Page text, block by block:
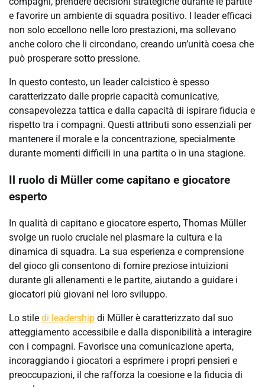
e favorire un ambiente di squadra positivo. I leader efficaci
non solo eccellono nelle loro prestazioni, ma sollevano
anche coloro che li circondano, creando un’unità coesa che
può prosperare sotto pressione.
In questo contesto, un leader calcistico è spesso
caratterizzato dalle proprie capacità comunicative,
consapevolezza tattica e dalla capacità di ispirare fiducia e
rispetto tra i compagni. Questi attributi sono essenziali per
mantenere il morale e la concentrazione, specialmente
durante momenti difficili in una partita o in una stagione.
Il ruolo di Müller come capitano e giocatore
esperto
In qualità di capitano e giocatore esperto, Thomas Müller
svolge un ruolo cruciale nel plasmare la cultura e la
dinamica di squadra. La sua esperienza e comprensione
del gioco gli consentono di fornire preziose intuizioni
durante gli allenamenti e le partite, aiutando a guidare i
giocatori più giovani nel loro sviluppo.
Lo stile di leadership di Müller è caratterizzato dal suo
atteggiamento accessibile e dalla disponibilità a interagire
con i compagni. Favorisce una comunicazione aperta,
incoraggiando i giocatori a esprimere i propri pensieri e
preoccupazioni, il che rafforza la coesione e la fiducia di